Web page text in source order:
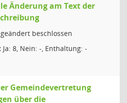
Änderung am Text der
beschlossen
Ja: 8, Nein: -, Enthaltung: -
Gemeindevertretung
über die